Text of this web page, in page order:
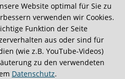
ungewöhnlich.
Website optimal für Sie zu
verwenden wir Cookies.
Funktion der Seite
aus oder sind für
(wie z.B. YouTube-Videos)
zu den verwendeten
Datenschutz.